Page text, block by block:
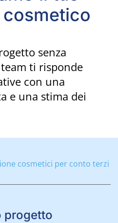
senza
ti risponde
con una
e una stima dei
progetto